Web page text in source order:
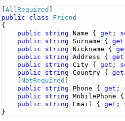
AllRequired
public
class
Friend
{
public
string Name { get ;
public
string Surname { get
public
string Nickname {
public
string Address { get
public
string City { get ;
public
string Country { get
NotRequired
public
string Phone { get ;
public
string MobilePhone
public
string Email { get ;
}